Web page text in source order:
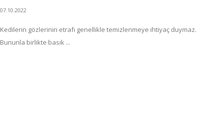
07.10.2022
Kedilerin gözlerinin etrafı genellikle temizlenmeye ihtiyaç duymaz.
Bununla birlikte basık ...